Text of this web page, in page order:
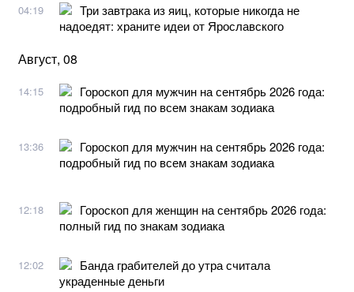
04:19
Три завтрака из яиц, которые никогда не
надоедят: храните идеи от Ярославского
Август, 08
14:15
Гороскоп для мужчин на сентябрь 2026 года:
подробный гид по всем знакам зодиака
13:36
Гороскоп для мужчин на сентябрь 2026 года:
подробный гид по всем знакам зодиака
12:18
Гороскоп для женщин на сентябрь 2026 года:
полный гид по знакам зодиака
12:02
Банда грабителей до утра считала
украденные деньги